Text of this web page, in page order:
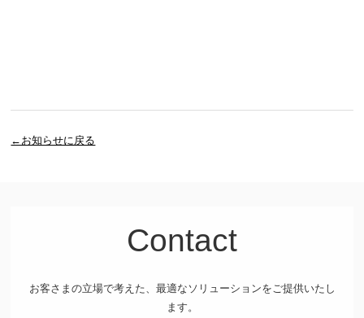
←お知らせに戻る
Contact
お客さまの立場で考えた、最適なソリューションをご提供いたし
ます。